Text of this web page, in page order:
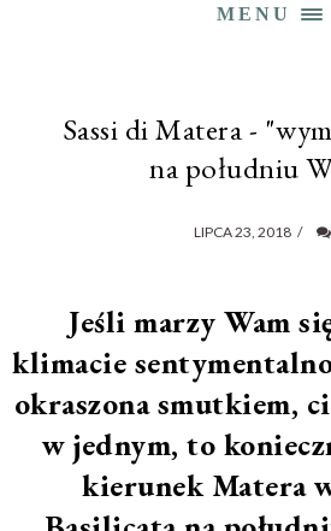
MENU
Sassi di Matera -
na południu
LIPCA 23, 2018 /
Jeśli marzy Wam
klimacie
okraszona smutkiem,
w jednym, to
kierunek Matera